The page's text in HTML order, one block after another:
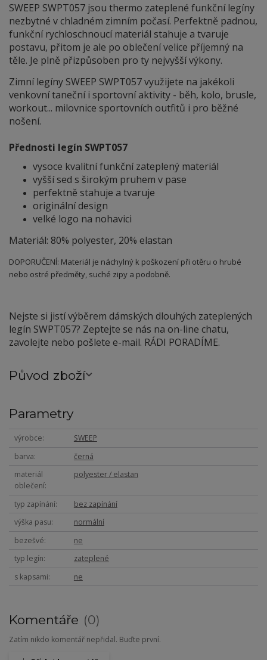
SWEEP SWPT057 jsou thermo zateplené funkční legíny
nezbytné v chladném zimním počasí. Perfektně padnou,
funkční rychloschnoucí materiál stahuje a tvaruje
postavu, přitom je ale po oblečení velice příjemný na
těle. Je plně přizpůsoben pro ty nejvyšší výkony.
Zimní legíny SWEEP SWPT057 využijete na jakékoli
venkovní taneční i sportovní aktivity - běh, kolo, brusle,
workout... milovnice sportovních outfitů i pro běžné
nošení.
Přednosti legín SWPT057
vysoce kvalitní funkční zateplený materiál
vyšší sed s širokým pruhem v pase
perfektně stahuje a tvaruje
originální design
velké logo na nohavici
Materiál: 80% polyester, 20% elastan
DOPORUČENÍ: Materiál je náchylný k poškození při otěru o hrubé
nebo ostré předměty, suché zipy a podobně.
Nejste si jistí výběrem dámských dlouhých zateplených
legín SWPT057? Zeptejte se nás na on-line chatu,
zavolejte nebo pošlete e-mail. RÁDI PORADÍME.
Původ zboží
Parametry
výrobce
SWEEP
barva
černá
materiál
oblečení
polyester / elastan
typ zapínání
bez zapínání
výška pasu
normální
bezešvé
ne
typ legín
zateplené
s kapsami
ne
Komentáře 0
Zatím nikdo komentář nepřidal. Buďte první.